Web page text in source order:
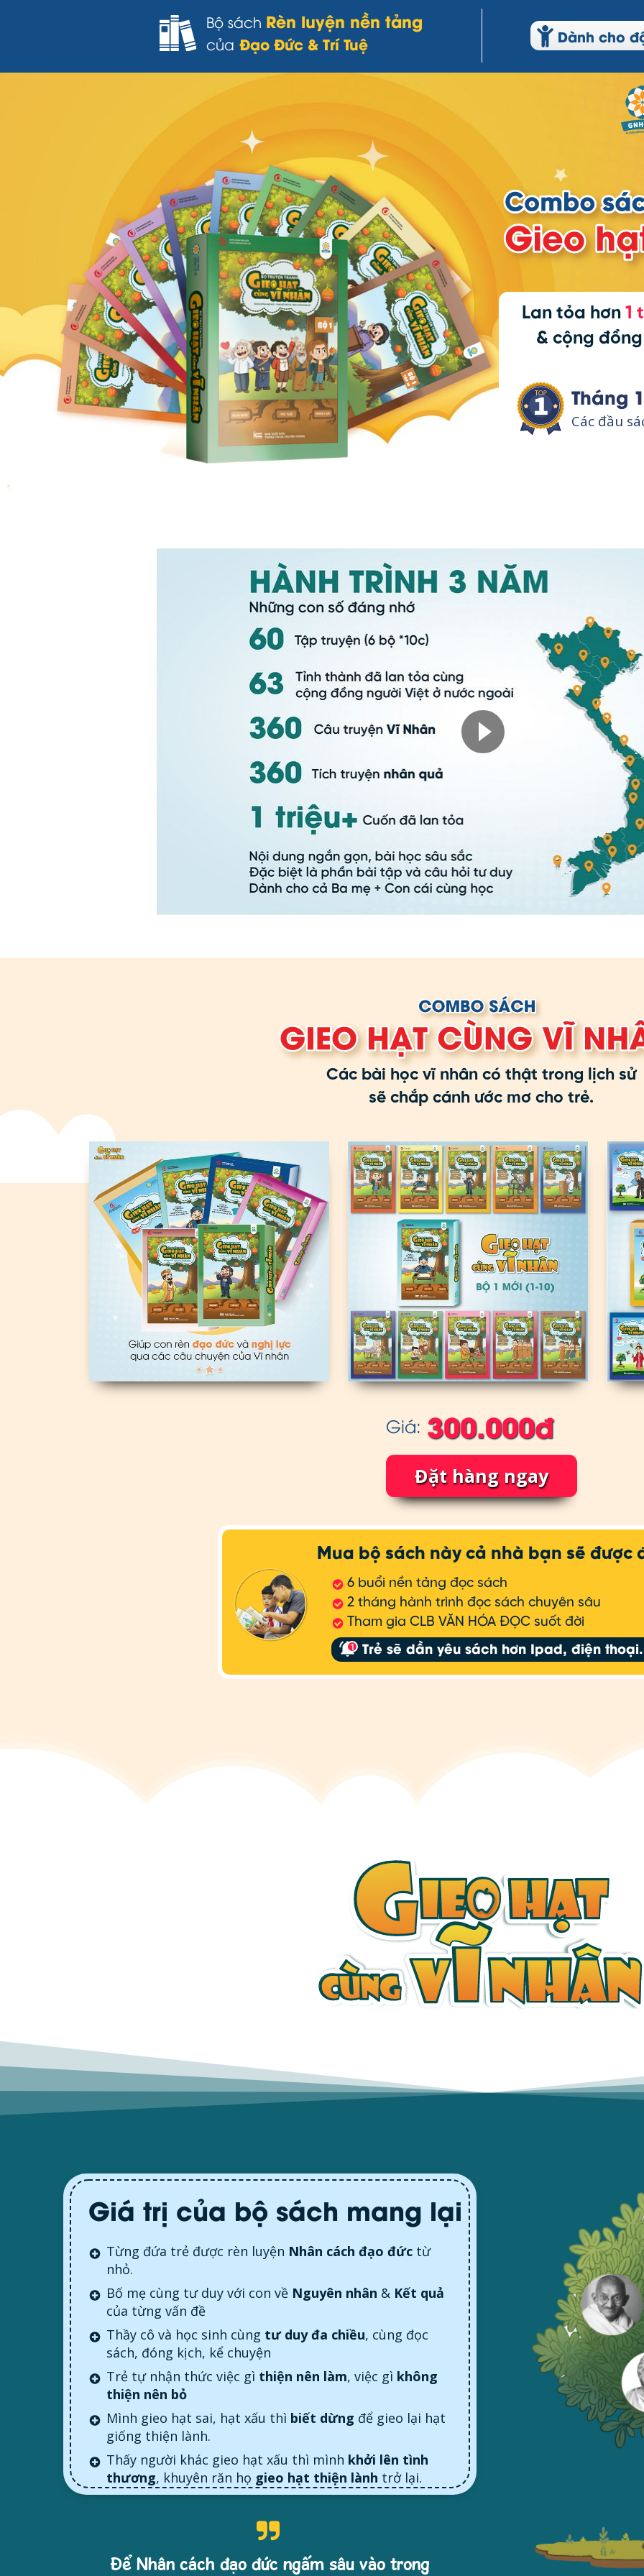
Rèn luyện nền tảng
Bộ sách
Đạo Đức & Trí Tuệ
của Dành cho
Lan tỏa hơn 1
& cộng
Tháng
Các đầu
300.000đ
Giá:
Các bài học vĩ nhân có thật trong lịch sử
sẽ chắp cánh ước mơ cho trẻ.
Đặt hàng ngay
6 buổi nền tảng đọc sách
2 tháng hành trình đọc sách chuyên sâu
Tham gia CLB VĂN HÓA ĐỌC suốt đời
Mua bộ sách này cả nhà bạn sẽ được
Trẻ sẽ dần yêu sách hơn Ipad, điện
1
Đặt hàng ngay
Để Nhân cách đạo đức ngấm sâu vào trong
Từng đứa trẻ được rèn luyện Nhân cách đạo đức từ
nhỏ.
Bố mẹ cùng tư duy với con về Nguyên nhân & Kết quả
của từng vấn đề
Thầy cô và học sinh cùng tư duy đa chiều, cùng đọc
sách, đóng kịch, kể chuyện
Trẻ tự nhận thức việc gì thiện nên làm, việc gì không
thiện nên bỏ
Mình gieo hạt sai, hạt xấu thì biết dừng để gieo lại hạt
giống thiện lành.
Thấy người khác gieo hạt xấu thì mình khởi lên tình
thương, khuyên răn họ gieo hạt thiện lành trở lại.
Giá trị của bộ sách mang lại